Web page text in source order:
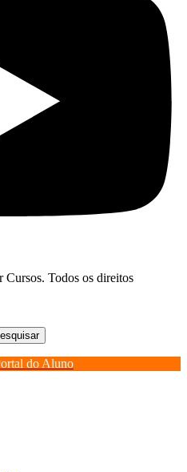
Todos os direitos
do Aluno